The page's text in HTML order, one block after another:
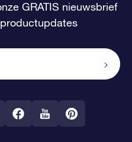
GRATIS nieuwsbrief